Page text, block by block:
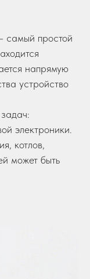
простой
напрямую
устройство
электроники.
котлов,
может быть